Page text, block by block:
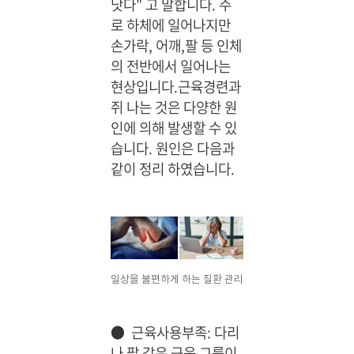
낫다" 고 말합니다. 주
로 하체에 일어나지만
손가락, 어깨,팔 등 인체
의 전반에서 일어나는
현상입니다.근육경련과
쥐 나는 것은 다양한 원
인에 의해 발생할 수 있
습니다. 원인은 다음과
같이 정리 하였습니다.
일상을 불편하게 하는 질환 관리
● 근육사용부족: 다리